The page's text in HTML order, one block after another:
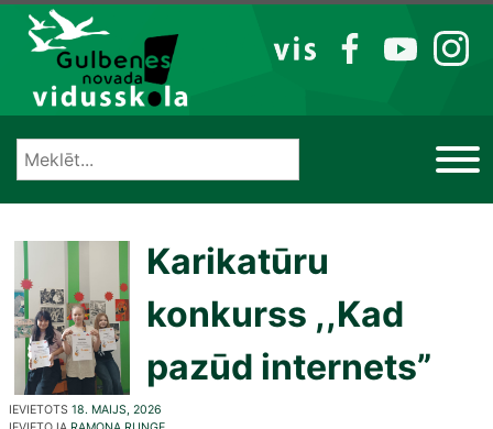
Izlaist
VIS
FB YT IG
Karikatūru
konkurss ,,Kad
pazūd internets”
IEVIETOTS 18. MAIJS, 2026